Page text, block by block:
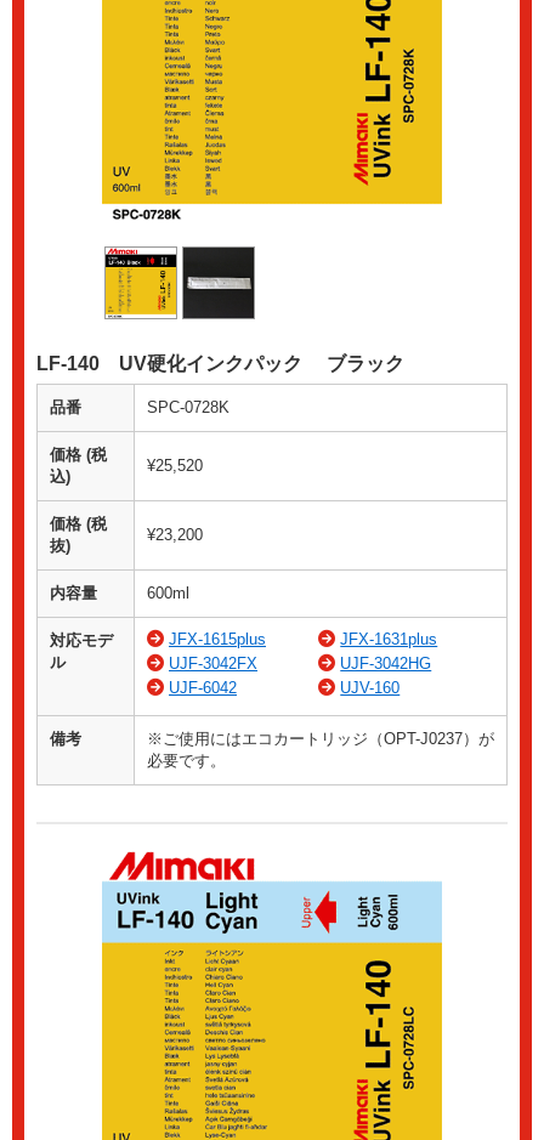
LF-140 UV硬化インクパック ブラック
品番 SPC-0728K
価格 (税
込)
¥25,520
価格 (税
抜)
¥23,200
内容量 600ml
対応モデ
ル
JFX-1615plus
JFX-1631plus
UJF-3042FX
UJF-3042HG
UJF-6042
UJV-160
備考
※ご使用にはエコカートリッジ（OPT-J0237）が
必要です。